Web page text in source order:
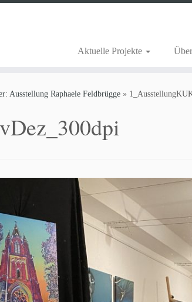
Aktuelle Projekte
Ausstellung Raphaele Feldbrügge »